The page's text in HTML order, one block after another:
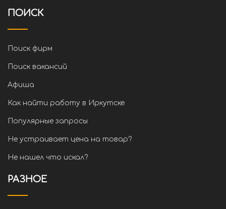
ПОИСК
Поиск фирм
Поиск вакансий
Афиша
Как найти работу в Иркутске
Популярные запросы
Не устраивает цена на товар?
Не нашел что искал?
РАЗНОЕ